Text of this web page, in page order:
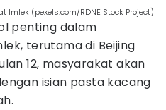
(pexels.com/RDNE Stock Project)
penting dalam
terutama di Beijing
12, masyarakat akan
isian pasta kacang